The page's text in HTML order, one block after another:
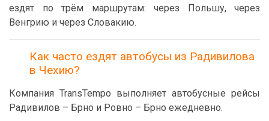
ездят по трём маршрутам: через Польшу, через
Венгрию и через Словакию.
Как часто ездят автобусы из Радивилова
в Чехию?
Компания TransTempo выполняет автобусные рейсы
Радивилов – Брно и Ровно – Брно ежедневно.